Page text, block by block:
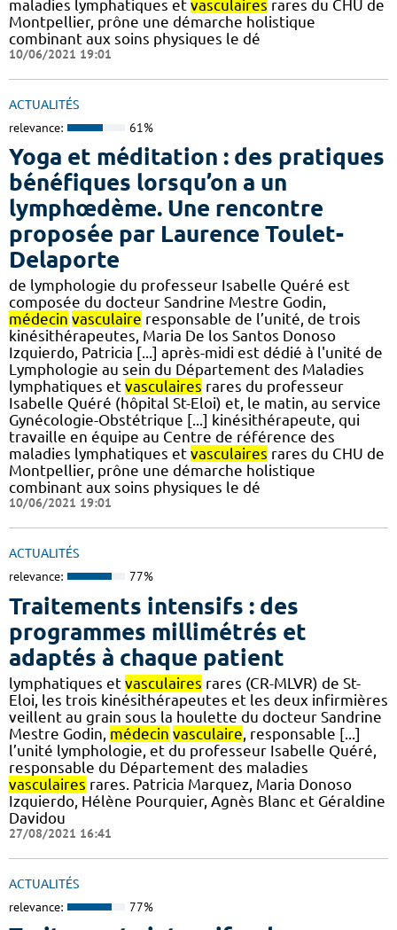
maladies lymphatiques et vasculaires rares du CHU de
Montpellier, prône une démarche holistique
combinant aux soins physiques le dé
10/06/2021 19:01
ACTUALITÉS
relevance: 61%
Yoga et méditation : des pratiques
bénéfiques lorsqu’on a un
lymphœdème. Une rencontre
proposée par Laurence Toulet-
Delaporte
de lymphologie du professeur Isabelle Quéré est
composée du docteur Sandrine Mestre Godin,
médecin vasculaire responsable de l’unité, de trois
kinésithérapeutes, Maria De los Santos Donoso
Izquierdo, Patricia [...] après-midi est dédié à l'unité de
Lymphologie au sein du Département des Maladies
lymphatiques et vasculaires rares du professeur
Isabelle Quéré (hôpital St-Eloi) et, le matin, au service
Gynécologie-Obstétrique [...] kinésithérapeute, qui
travaille en équipe au Centre de référence des
maladies lymphatiques et vasculaires rares du CHU de
Montpellier, prône une démarche holistique
combinant aux soins physiques le dé
10/06/2021 19:01
ACTUALITÉS
relevance: 77%
Traitements intensifs : des
programmes millimétrés et
adaptés à chaque patient
lymphatiques et vasculaires rares (CR-MLVR) de St-
Eloi, les trois kinésithérapeutes et les deux infirmières
veillent au grain sous la houlette du docteur Sandrine
Mestre Godin, médecin vasculaire , responsable [...]
l’unité lymphologie, et du professeur Isabelle Quéré,
responsable du Département des maladies
vasculaires rares. Patricia Marquez, Maria Donoso
Izquierdo, Hélène Pourquier, Agnès Blanc et Géraldine
Davidou
27/08/2021 16:41
ACTUALITÉS
relevance: 77%